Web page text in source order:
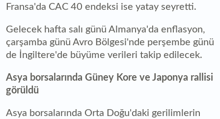
Fransa'da CAC 40 endeksi ise yatay seyretti.
Gelecek hafta salı günü Almanya'da enflasyon,
çarşamba günü Avro Bölgesi'nde perşembe günü
de İngiltere'de büyüme verileri takip edilecek.
Asya borsalarında Güney Kore ve Japonya rallisi
görüldü
Asya borsalarında Orta Doğu'daki gerilimlerin